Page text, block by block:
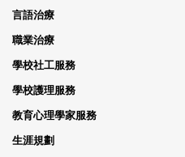
言語治療
職業治療
學校社工服務
學校護理服務
教育心理學家服務
生涯規劃